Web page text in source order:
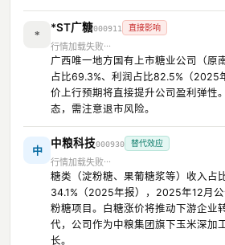
*
*ST广糖000911 直接影响
行情加载失败
广西唯一地方国有上市糖业公司（原
占比69.3%、利润占比82.5%（2025
价上行预期将直接提升公司盈利弹性
态，需注意退市风险。
中
中粮科技000930 替代效应
行情加载失败
糖类（淀粉糖、果葡糖浆等）收入占
34.1%（2025年报），2025年12月
粉糖项目。白糖涨价将推动下游企业
代，公司作为中粮集团旗下玉米深加
长。